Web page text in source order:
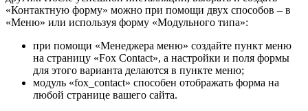
«Контактную форму» можно при помощи двух способов – в
«Меню» или используя форму «Модульного типа»:
при помощи «Менеджера меню» создайте пункт меню
на страницу «Fox Contact», а настройки и поля формы
для этого варианта делаются в пункте меню;
модуль «fox_contact» способен отображать форма на
любой странице вашего сайта.